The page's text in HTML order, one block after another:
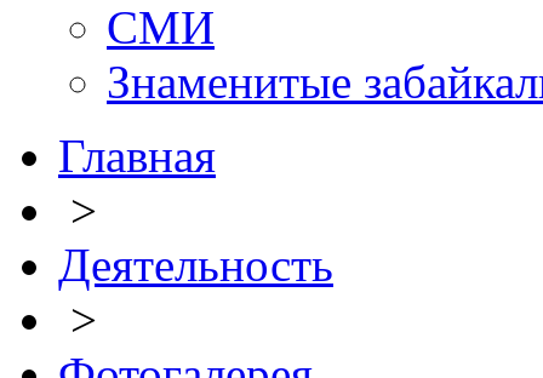
СМИ
Знаменитые
Главная
>
Деятельность
>